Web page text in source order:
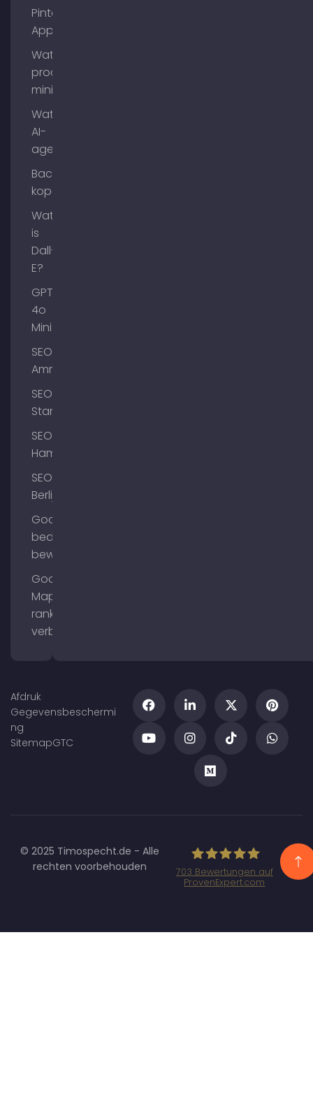
Pinterest
App?
Wat is
process
mining?
Wat zijn
AI-
agenten?
Backlinks
kopen
Wat
is
Dall-
E?
GPT-
4o
Mini
SEO
Ammersee
SEO
Starnberg
SEO
Hamburg
SEO
Berlijn
Google
bedrijfsprofiel
bewerken
Google
Maps
ranking
verbeteren
Afdruk
Gegevensbeschermi
ng
SitemapGTC
© 2025 Timospecht.de - Alle
rechten voorbehouden
Marketing GmbH
703 Bewertungen auf
ProvenExpert.com